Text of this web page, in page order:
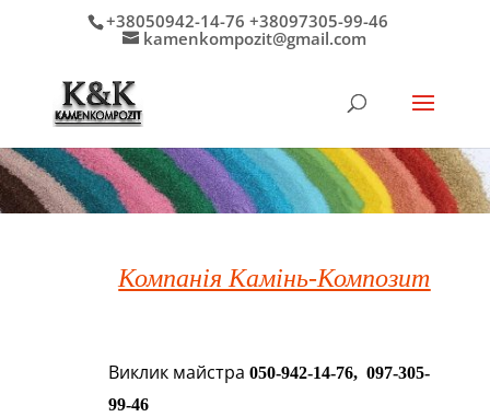
+38050942-14-76 +38097305-99-46
kamenkompozit@gmail.com
Компанія Камінь-Композит
Виклик майстра 050-942-14-76, 097-305-
99-46